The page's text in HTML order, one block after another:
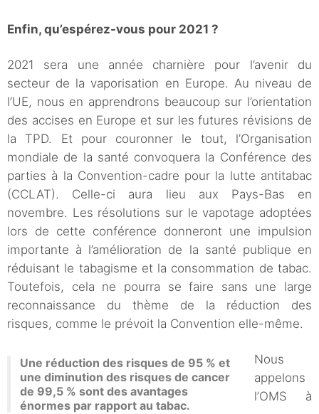
Enfin, qu’espérez-vous pour 2021 ?
2021 sera une année charnière pour l’avenir du
secteur de la vaporisation en Europe. Au niveau de
l’UE, nous en apprendrons beaucoup sur l’orientation
des accises en Europe et sur les futures révisions de
la TPD. Et pour couronner le tout, l’Organisation
mondiale de la santé convoquera la Conférence des
parties à la Convention-cadre pour la lutte antitabac
(CCLAT). Celle-ci aura lieu aux Pays-Bas en
novembre. Les résolutions sur le vapotage adoptées
lors de cette conférence donneront une impulsion
importante à l’amélioration de la santé publique en
réduisant le tabagisme et la consommation de tabac.
Toutefois, cela ne pourra se faire sans une large
reconnaissance du thème de la réduction des
risques, comme le prévoit la Convention elle-même.
Une réduction des risques de 95 % et
une diminution des risques de cancer
de 99,5 % sont des avantages
énormes par rapport au tabac.
Nous
appelons
l’OMS à